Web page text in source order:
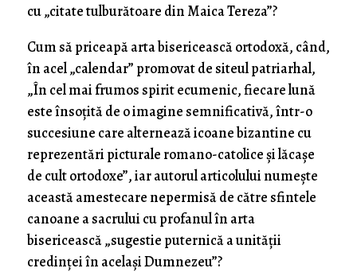
cu „citate tulburătoare din Maica Tereza”?
Cum să priceapă arta bisericească ortodoxă, când,
în acel „calendar” promovat de siteul patriarhal,
„În cel mai frumos spirit ecumenic, fiecare lună
este însoțită de o imagine semnificativă, într-o
succesiune care alternează icoane bizantine cu
reprezentări picturale romano-catolice și lăcașe
de cult ortodoxe”, iar autorul articolului numește
această amestecare nepermisă de către sfintele
canoane a sacrului cu profanul în arta
bisericească „sugestie puternică a unității
credinței în același Dumnezeu”?